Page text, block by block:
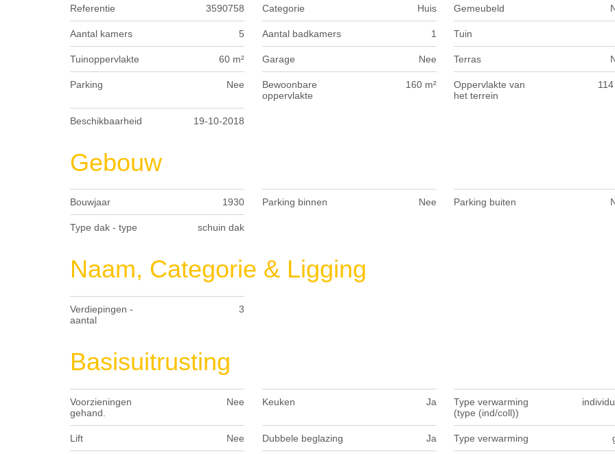
Referentie 3590758 Categorie Huis Gemeubeld
Aantal kamers 5 Aantal badkamers 1 Tuin
Tuinoppervlakte 60 m² Garage Nee Terras
Parking Nee
Bewoonbare
oppervlakte
160 m²
Oppervlakte van
het terrein
Beschikbaarheid 19-10-2018
Gebouw
Bouwjaar 1930 Parking binnen Nee Parking buiten
Type dak - type schuin dak
Naam, Categorie & Ligging
Verdiepingen -
aantal
3
Basisuitrusting
Voorzieningen
gehand.
Nee Keuken Ja
Type verwarming
(type (ind/coll))
Lift Nee Dubbele beglazing Ja Type verwarming